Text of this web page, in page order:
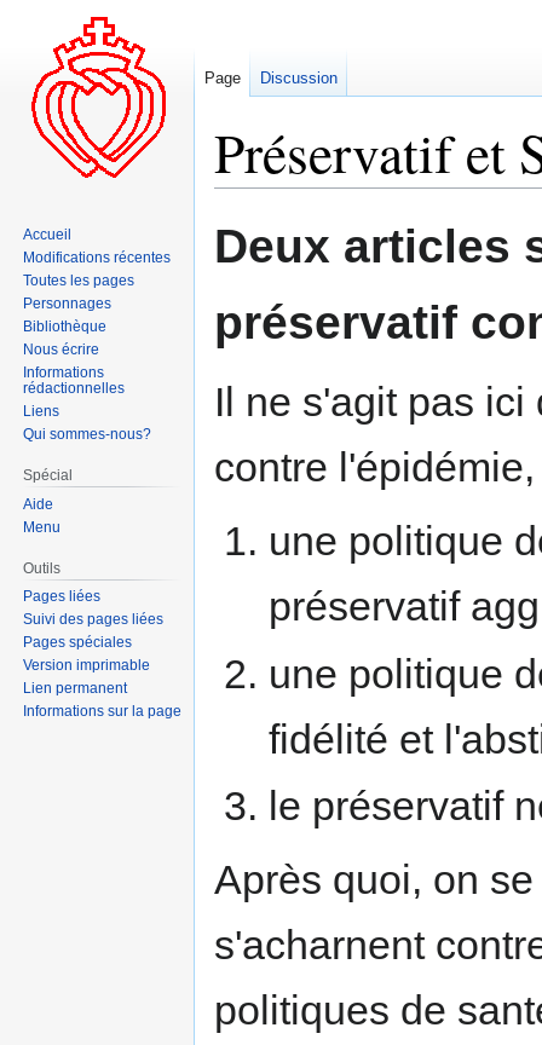
Préservatif et
navigation
recherche
Deux articles
préservatif
Il ne s'agit pas
contre
une politique
préservatif
une politique
fidélité et
le préservatif
Après quoi, on
s'acharnent
politiques de
Page Discussion
Accueil
Modifications récentes
Toutes les pages
Personnages
Bibliothèque
Nous écrire
Informations
rédactionnelles
Liens
Qui sommes-nous?
Spécial
Aide
Menu
Outils
Pages liées
Suivi des pages liées
Pages spéciales
Version imprimable
Lien permanent
Informations sur la page